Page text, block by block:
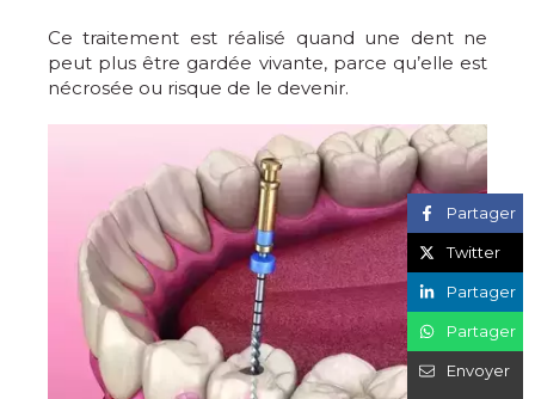
Ce traitement est réalisé quand une dent ne
peut plus être gardée vivante, parce qu’elle est
nécrosée ou risque de le devenir.
Partager
Twitter
Partager
Partager
Envoyer